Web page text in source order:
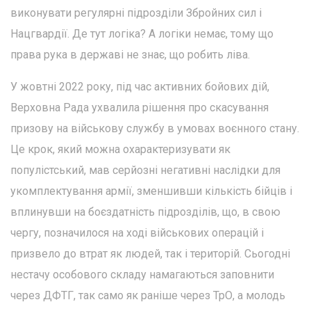
виконувати регулярні підрозділи Збройних сил і
Нацгвардії. Де тут логіка? А логіки немає, тому що
права рука в державі не знає, що робить ліва.
У жовтні 2022 року, під час активних бойових дій,
Верховна Рада ухвалила рішення про скасування
призову на військову службу в умовах воєнного стану.
Це крок, який можна охарактеризувати як
популістський, мав серйозні негативні наслідки для
укомплектування армії, зменшивши кількість бійців і
вплинувши на боєздатність підрозділів, що, в свою
чергу, позначилося на ході військових операцій і
призвело до втрат як людей, так і територій. Сьогодні
нестачу особового складу намагаються заповнити
через ДФТГ, так само як раніше через ТрО, а молодь